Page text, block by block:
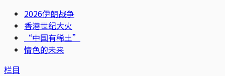
2026伊朗战争
香港世纪大火
“中国有稀土”
情色的未来
栏目